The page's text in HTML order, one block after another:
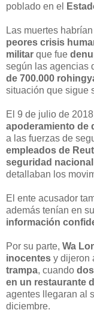
poblado en el
Las muertes
peores crisis
militar que fue
según las agencias
de 700.000
situación que sigue
El 9 de julio de
apoderamiento de
a las fuerzas de
empleados de
seguridad nacional
detallaban los
El ente acusador
además tenían en
información
Por su parte, Wa
inocentes y dijeron
trampa, cuando
en un restaurante
agentes llegaran al
diciembre.